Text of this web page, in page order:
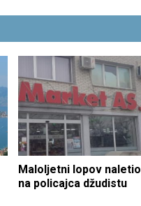
Maloljetni lopov naletio
na policajca džudistu